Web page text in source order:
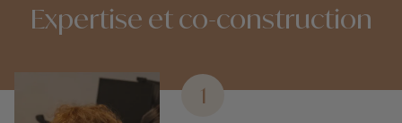
Expertise et co-construction
1